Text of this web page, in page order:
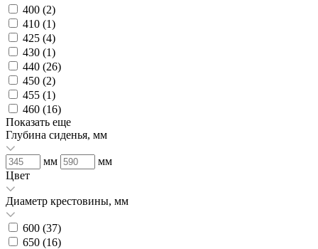
400 (2)
410 (1)
425 (4)
430 (1)
440 (26)
450 (2)
455 (1)
460 (16)
Показать еще
Глубина сиденья, мм
мм
мм
Цвет
Диаметр крестовины, мм
600 (37)
650 (16)